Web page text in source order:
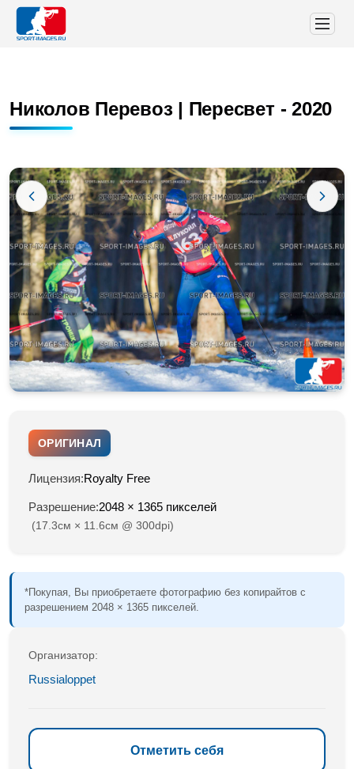
Николов Перевоз | Пересвет - 2020
ОРИГИНАЛ
Лицензия:Royalty Free
Разрешение:2048 × 1365 пикселей
(17.3см × 11.6см @ 300dpi)
*Покупая, Вы приобретаете фотографию без копирайтов с
разрешением 2048 × 1365 пикселей.
Организатор:
Russialoppet
Отметить себя